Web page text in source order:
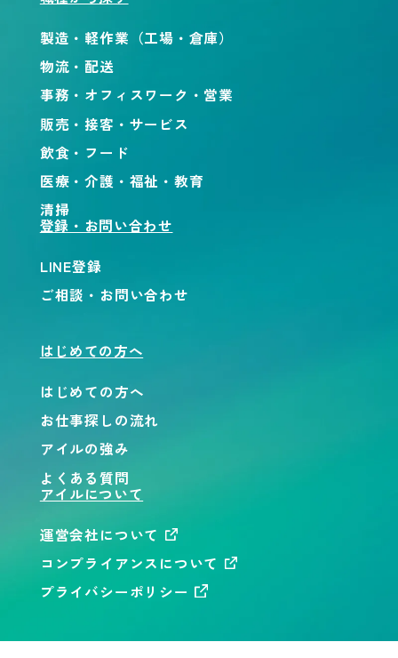
製造・軽作業（工場・倉庫）
物流・配送
事務・オフィスワーク・営業
販売・接客・サービス
飲食・フード
医療・介護・福祉・教育
清掃
登録・お問い合わせ
LINE登録
ご相談・お問い合わせ
はじめての方へ
はじめての方へ
お仕事探しの流れ
アイルの強み
よくある質問
アイルについて
運営会社について
コンプライアンスについて
プライバシーポリシー